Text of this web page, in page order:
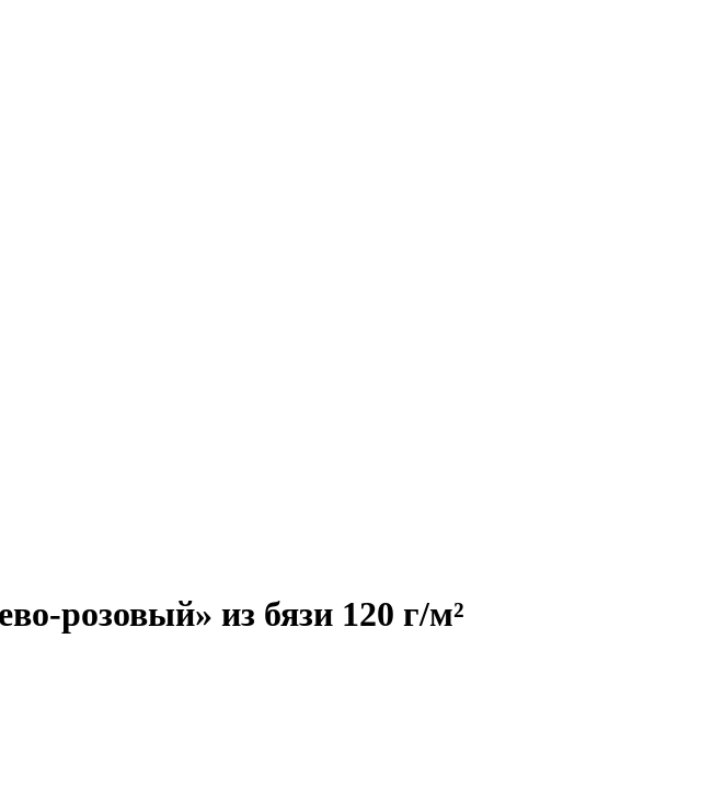
розовый» из бязи 120 г/м²